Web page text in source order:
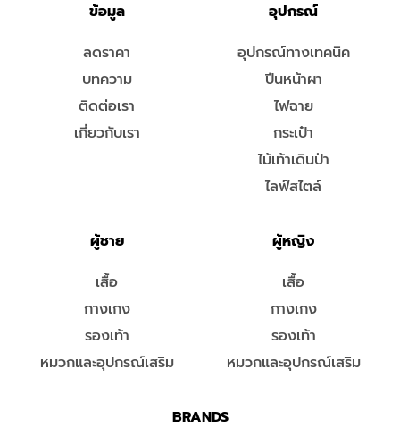
ข้อมูล
ลดราคา
บทความ
ติดต่อเรา
เกี่ยวกับเรา
อุปกรณ์
อุปกรณ์ทางเทคนิค
ปีนหน้าผา
ไฟฉาย
กระเป๋า
ไม้เท้าเดินป่า
ไลฟ์สไตล์
ผู้ชาย
เสื้อ
กางเกง
รองเท้า
หมวกและอุปกรณ์เสริม
ผู้หญิง
เสื้อ
กางเกง
รองเท้า
หมวกและอุปกรณ์เสริม
BRANDS